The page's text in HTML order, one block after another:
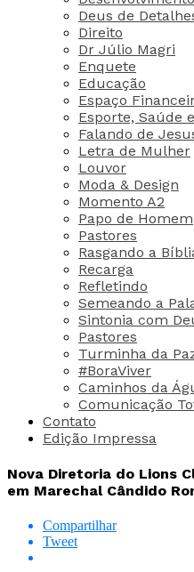
Deus de
Direito
Dr Júlio Magri
Enquete
Educação
Espaço
Esporte, Saúde
Falando de
Letra de Mulher
Louvor
Moda & Design
Momento A2
Papo de Homem
Pastores
Rasgando a
Recarga
Refletindo
Semeando a
Sintonia com
Pastores
Turminha da
#BoraViver
Caminhos da
Comunicação
Contato
Edição Impressa
Nova Diretoria do Lions
em Marechal Cândido
Compartilhar
Tweet